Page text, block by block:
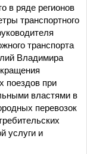
в ряде регионов
транспортного
транспорта
Владимира
поездов при
властями в
перевозок
услуги и